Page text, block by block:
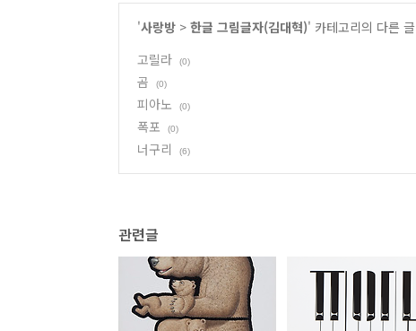
'사랑방 > 한글 그림글자(김대혁)' 카테고리의 다른 글
고릴라
(0)
곰 (0)
피아노 (0)
폭포 (0)
너구리 (6)
관련글